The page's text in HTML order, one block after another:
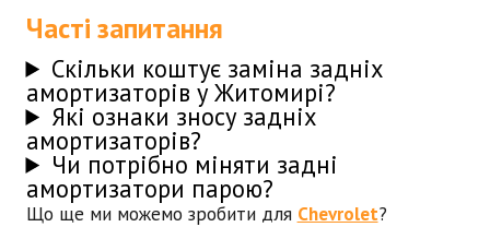
Часті запитання
Скільки коштує заміна задніх
амортизаторів у Житомирі?
Які ознаки зносу задніх
амортизаторів?
Чи потрібно міняти задні
амортизатори парою?
Що ще ми можемо зробити для Chevrolet?